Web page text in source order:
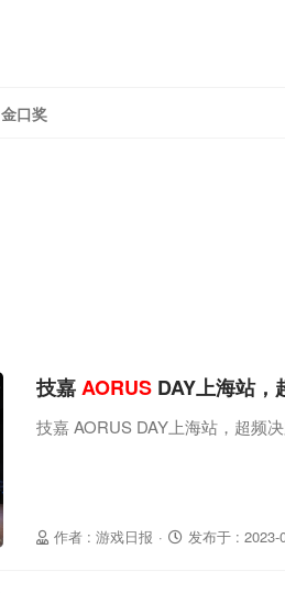
金口奖
作者 : 游戏日报 · 发布于 : 2023-
技嘉AORUS DAY上海站，
技嘉 AORUS DAY上海站，超频